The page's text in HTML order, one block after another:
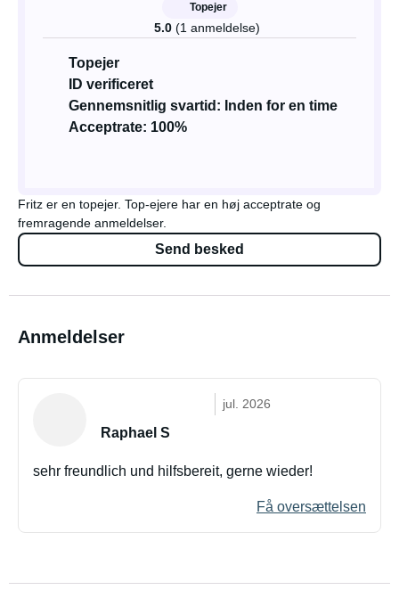
Topejer
5.0 (1 anmeldelse)
Topejer
ID verificeret
Gennemsnitlig svartid: Inden for en time
Acceptrate: 100%
Fritz er en topejer. Top-ejere har en høj acceptrate og
fremragende anmeldelser.
Send besked
Anmeldelser
jul. 2026
Raphael S
sehr freundlich und hilfsbereit, gerne wieder!
Få oversættelsen